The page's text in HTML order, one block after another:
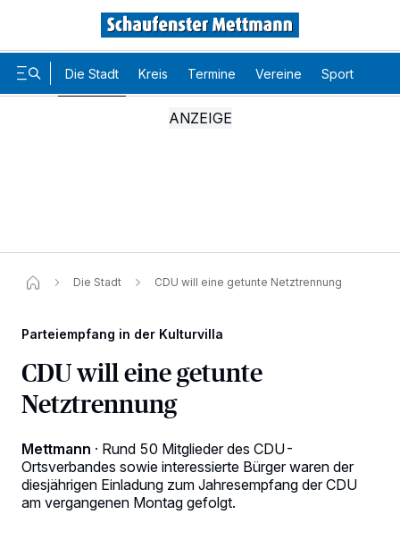
Die Stadt Kreis Termine Vereine Sport
Die Stadt CDU will eine getunte Netztrennung
Parteiempfang in der Kulturvilla
CDU will eine getunte
Netztrennung
Mettmann · Rund 50 Mitglieder des CDU-
Ortsverbandes sowie interessierte Bürger waren der
diesjährigen Einladung zum Jahresempfang der CDU
am vergangenen Montag gefolgt.